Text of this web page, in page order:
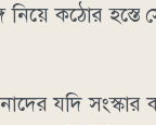
কঠোর হস্তে
যদি সংস্কার